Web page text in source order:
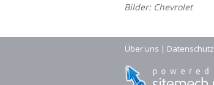
Bilder: Chevrolet
Über uns | Datenschutz